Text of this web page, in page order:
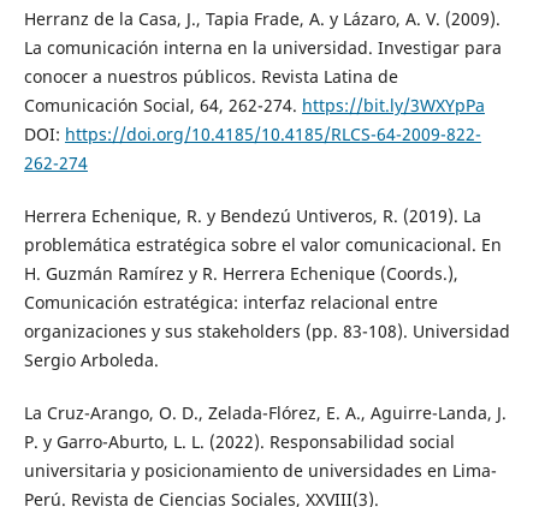
Herranz de la Casa, J., Tapia Frade, A. y Lázaro, A. V. (2009).
La comunicación interna en la universidad. Investigar para
conocer a nuestros públicos. Revista Latina de
Comunicación Social, 64, 262-274. https://bit.ly/3WXYpPa
DOI: https://doi.org/10.4185/10.4185/RLCS-64-2009-822-
262-274
Herrera Echenique, R. y Bendezú Untiveros, R. (2019). La
problemática estratégica sobre el valor comunicacional. En
H. Guzmán Ramírez y R. Herrera Echenique (Coords.),
Comunicación estratégica: interfaz relacional entre
organizaciones y sus stakeholders (pp. 83-108). Universidad
Sergio Arboleda.
La Cruz-Arango, O. D., Zelada-Flórez, E. A., Aguirre-Landa, J.
P. y Garro-Aburto, L. L. (2022). Responsabilidad social
universitaria y posicionamiento de universidades en Lima-
Perú. Revista de Ciencias Sociales, XXVIII(3).